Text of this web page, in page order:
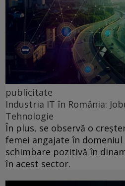
publicitate
Industria IT în România:
Tehnologie
În plus, se observă o
femei angajate în domeniul
schimbare pozitivă în
în acest sector.